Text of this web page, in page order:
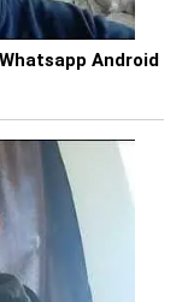
Android